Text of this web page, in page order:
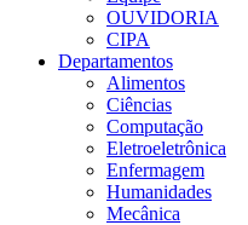
OUVIDORIA
CIPA
Departamentos
Alimentos
Ciências
Computação
Eletroeletrônica
Enfermagem
Humanidades
Mecânica